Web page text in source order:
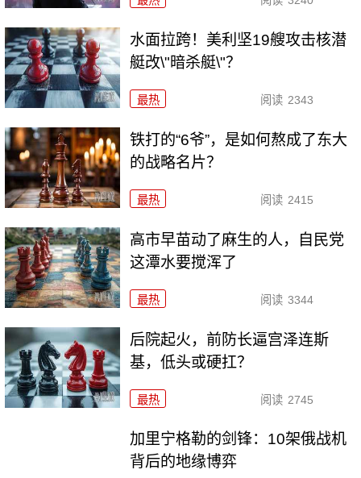
水面拉跨！美利坚19艘攻击核潜
艇改\"暗杀艇\"？
最热 阅读 2343
铁打的“6爷”，是如何熬成了东大
的战略名片？
最热 阅读 2415
高市早苗动了麻生的人，自民党
这潭水要搅浑了
最热 阅读 3344
后院起火，前防长逼宫泽连斯
基，低头或硬扛？
最热 阅读 2745
加里宁格勒的剑锋：10架俄战机
背后的地缘博弈